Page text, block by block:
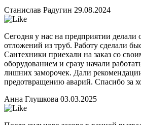
Станислав Радугин 29.08.2024
Сегодня у нас на предприятии делали
отложений из труб. Работу сделали
Сантехники приехали на заказ со
оборудованием и сразу начали
лишних заморочек. Дали
предотвращению аварий. Спасибо за
Анна Глушкова 03.03.2025